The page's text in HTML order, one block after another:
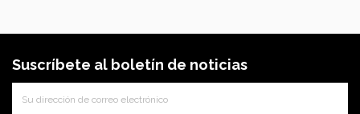
Suscríbete al boletín de noticias